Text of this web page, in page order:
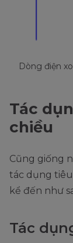
Dòng điện
Tác
chiều
Cũng giống
tác dụng
kể đến như
Tác